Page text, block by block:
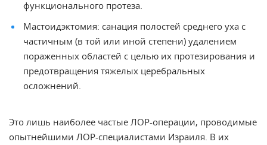
функционального протеза.
Мастоидэктомия: санация полостей среднего уха с
частичным (в той или иной степени) удалением
пораженных областей с целью их протезирования и
предотвращения тяжелых церебральных
осложнений.
Это лишь наиболее частые ЛОР-операции, проводимые
опытнейшими ЛОР-специалистами Израиля. В их